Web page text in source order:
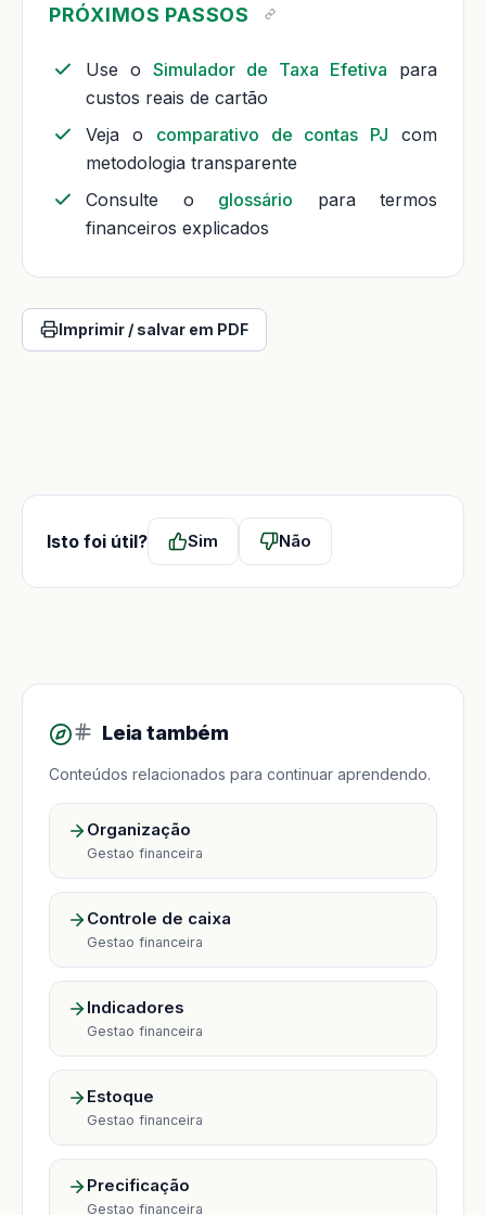
PRÓXIMOS PASSOS
Use o Simulador de Taxa Efetiva para
custos reais de cartão
Veja o comparativo de contas PJ com
metodologia transparente
Consulte o glossário para termos
financeiros explicados
Imprimir / salvar em PDF
Isto foi útil? Sim Não
Leia também
Conteúdos relacionados para continuar aprendendo.
Organização
Gestao financeira
Controle de caixa
Gestao financeira
Indicadores
Gestao financeira
Estoque
Gestao financeira
Precificação
Gestao financeira